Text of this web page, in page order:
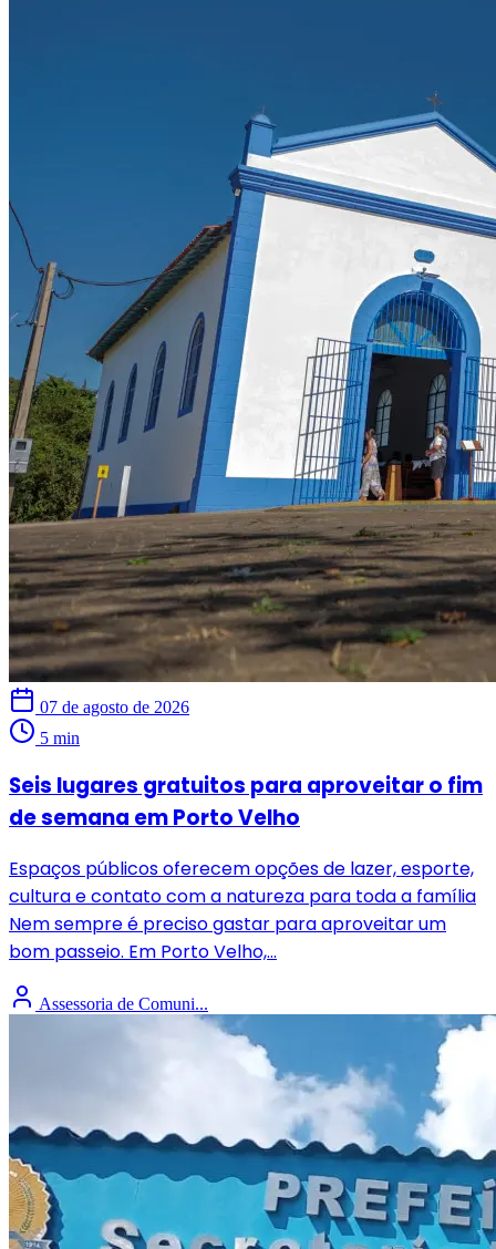
07 de agosto de 2026
5 min
Seis lugares gratuitos para aproveitar o fim
de semana em Porto Velho
Espaços públicos oferecem opções de lazer, esporte,
cultura e contato com a natureza para toda a família
Nem sempre é preciso gastar para aproveitar um
bom passeio. Em Porto Velho,...
Assessoria de Comuni...